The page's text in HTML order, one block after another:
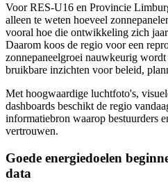
Voor RES-U16 en Provincie
alleen te weten hoeveel
vooral hoe die ontwikkeling zich
Daarom koos de regio voor een
zonnepaneelgroei nauwkeurig
bruikbare inzichten voor beleid,
Met hoogwaardige luchtfoto's,
dashboards beschikt de regio
informatiebron waarop bestuurders
vertrouwen.
Goede energiedoelen
data